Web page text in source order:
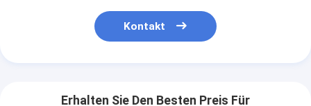
Kontakt
Erhalten Sie Den Besten Preis Für